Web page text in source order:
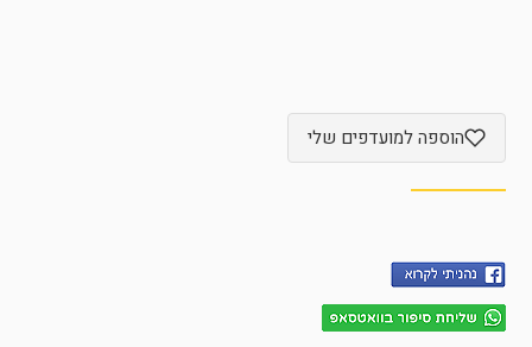
הוספה למועדפים שלי